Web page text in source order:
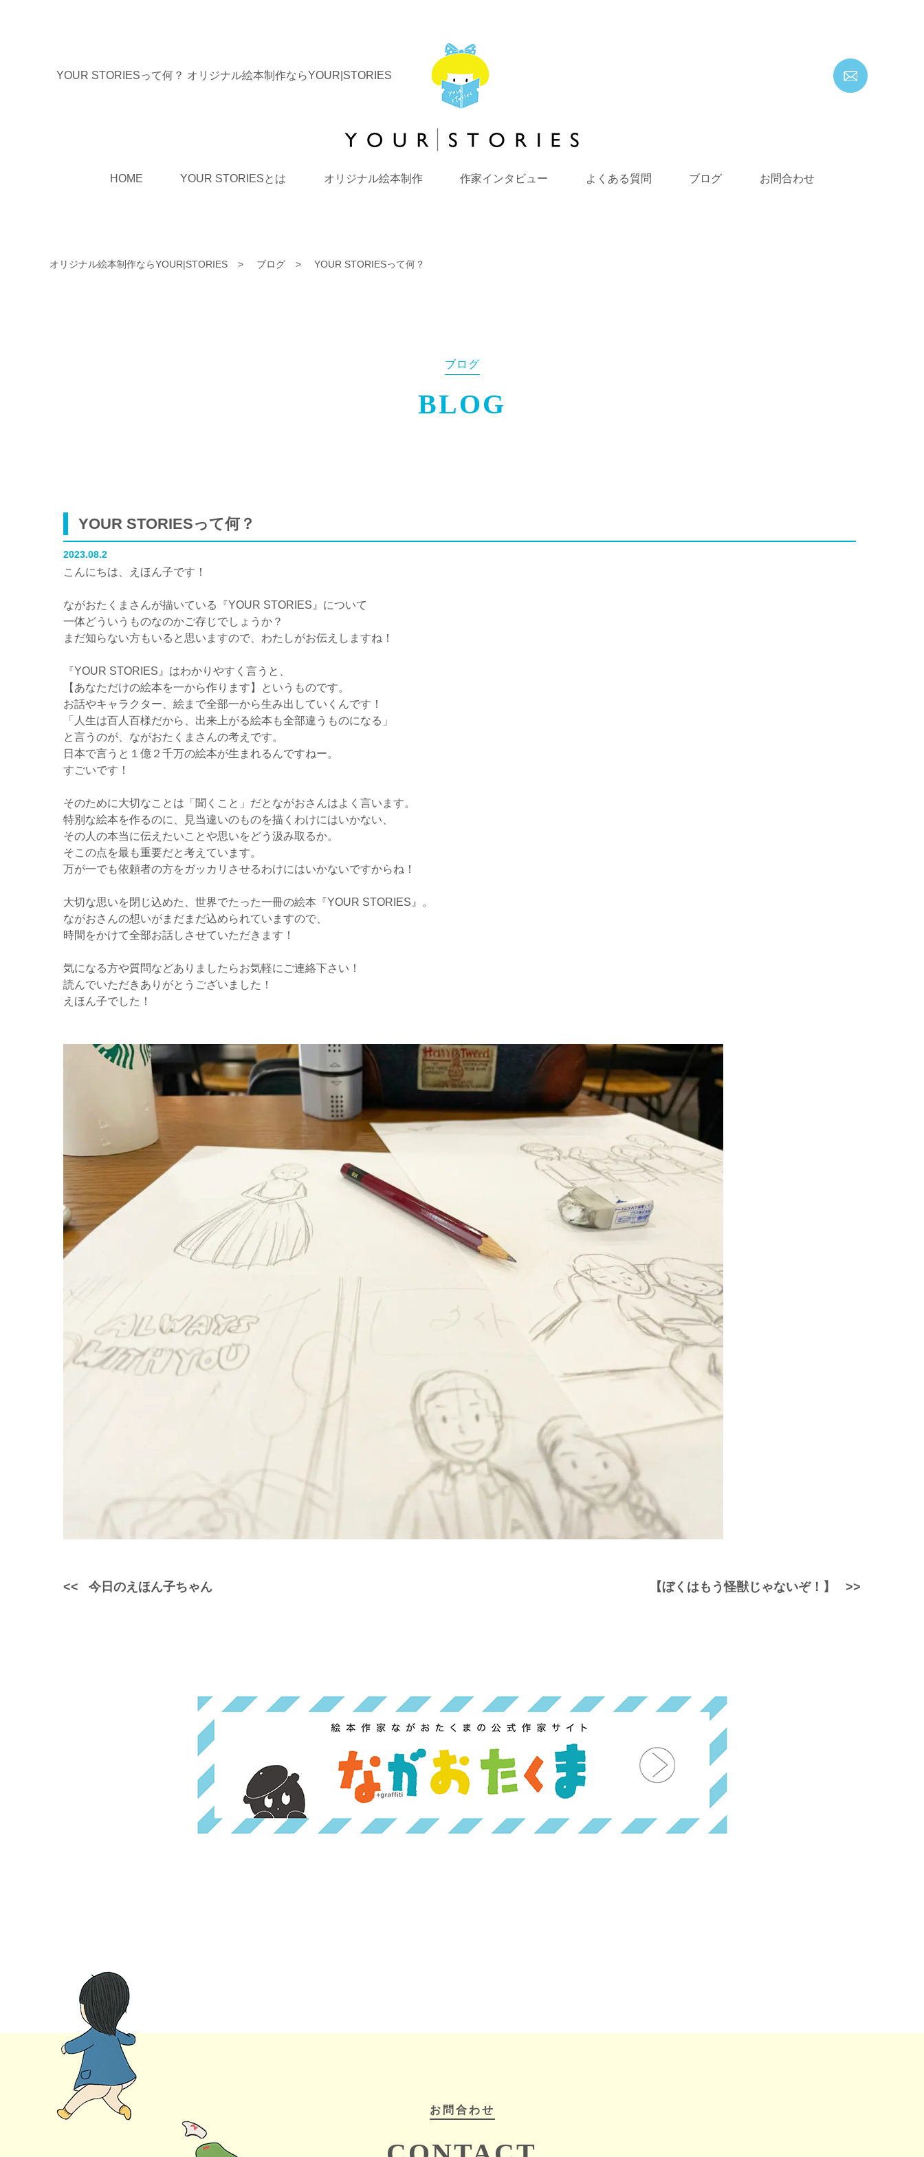
YOUR STORIESって何？ オリジナル絵本制作ならYOUR|STORIES
HOME YOUR STORIESとは オリジナル絵本制作 作家インタビュー よくある質問 ブログ お問合わせ
オリジナル絵本制作ならYOUR|STORIES ブログ YOUR STORIESって何？
ブログ
YOUR STORIESって何？
2023.08.2
こんにちは、えほん子です！
ながおたくまさんが描いている『YOUR STORIES』について
一体どういうものなのかご存じでしょうか？
まだ知らない方もいると思いますので、わたしがお伝えしますね！
『YOUR STORIES』はわかりやすく言うと、
【あなただけの絵本を一から作ります】というものです。
お話やキャラクター、絵まで全部一から生み出していくんです！
「人生は百人百様だから、出来上がる絵本も全部違うものになる」
と言うのが、ながおたくまさんの考えです。
日本で言うと１億２千万の絵本が生まれるんですねー。
すごいです！
そのために大切なことは「聞くこと」だとながおさんはよく言います。
特別な絵本を作るのに、見当違いのものを描くわけにはいかない、
その人の本当に伝えたいことや思いをどう汲み取るか。
そこの点を最も重要だと考えています。
万が一でも依頼者の方をガッカリさせるわけにはいかないですからね！
大切な思いを閉じ込めた、世界でたった一冊の絵本『YOUR STORIES』。
ながおさんの想いがまだまだ込められていますので、
時間をかけて全部お話しさせていただきます！
気になる方や質問などありましたらお気軽にご連絡下さい！
読んでいただきありがとうございました！
えほん子でした！
今日のえほん子ちゃん 【ぼくはもう怪獣じゃないぞ！】
お問合わせ